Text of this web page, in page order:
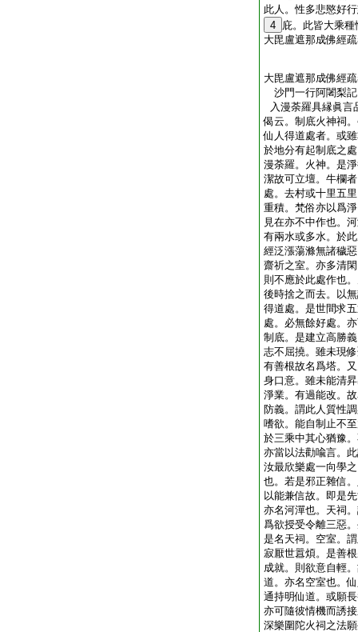
此人。性多悲愍好
4 庇。此皆大乘
大毘盧遮那成佛經
大毘盧遮那成佛經
沙門一行阿闍梨
入漫荼羅具縁眞言
偈云。制底火神祠
仙人得道處者。或
於地分有起制底之
漫荼羅。火神。是
潔故可立壇。牛欄
處。去村或十里五
重積。梵俗亦以爲
見在亦不中作也。
有兩水或多水。於
經泛漲蕩滌無諸穢
齋祈之室。亦多清
則不應於此處作也
後時捨之而去。以
得道處。是世間求
處。必無餘好處。
制底。是建立高勝
志不屈撓。雖未現
有善根故名爲塔。
身口意。雖未能清
淨業。有過能改。
防義。謂此人質性
嗜欲。能自制止不
於三乘中其心猶豫
亦當以法勸喩言。
汝最欣樂處一向學
也。若是邪正雜信
以能兼信故。即是
亦名河潬也。天祠
爲欲授受令離三惡
是名天祠。空室。
寂厭世囂煩。是善
成就。則欲意自輕
道。亦名空室也。
通持明仙道。或願
亦可隨彼情機而誘
深樂圍陀火祠之法